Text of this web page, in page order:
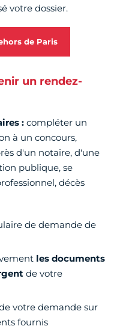
votre dossier.
de Paris
un rendez-
: compléter un
à un concours,
d'un notaire, d'une
publique, se
décès
de demande de
les documents
de votre
votre demande sur
fournis